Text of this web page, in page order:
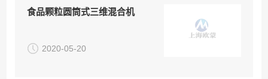
食品颗粒圆筒式三维混合机
2020-05-20